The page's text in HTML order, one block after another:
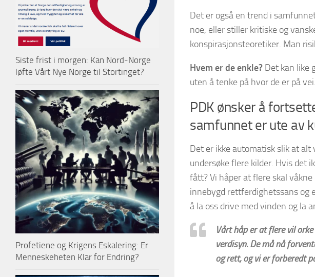
Det er også en trend i
noe, eller stiller kritiske og
konspirasjonsteoretiker. Man
Hvem er de enkle? Det kan like
uten å tenke på hvor de er på vei.
PDK ønsker å
samfunnet er ute av
Det er ikke automatisk slik at
undersøke flere kilder. Hvis
fått? Vi håper at flere skal
innebygd rettferdighetssans og
å la oss drive med vinden og la
Vårt håp er at flere vil
verdisyn. De må nå
og rett, og vi er forberedt
Siste frist i morgen: Kan Nord-Norge
løfte Vårt Nye Norge til Stortinget?
Profetiene og Krigens Eskalering: Er
Menneskeheten Klar for Endring?